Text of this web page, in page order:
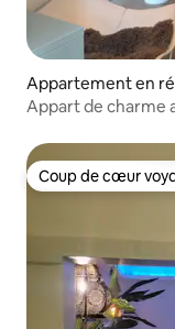
Appartement en
erre
Appart de charme
Coup de cœur
Coup de cœur